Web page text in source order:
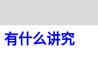
有什么讲究